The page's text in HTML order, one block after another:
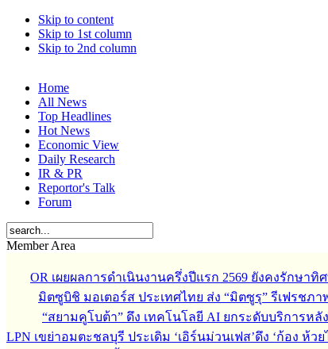
Skip to content
Skip to 1st column
Skip to 2nd column
Home
All News
Top Headlines
Hot News
Economic View
Daily Research
IR & PR
Reportor's Talk
Forum
Member Area
OR เผยผลการดำเนินงานครึ่งปีแรก 2569 ยังคงรักษาทิ
มิตซูบิชิ มอเตอร์ส ประเทศไทย ส่ง “มิตซูรุ” รีเฟรชภ
“สยามคูโบต้า” ดึง เทคโนโลยี AI ยกระดับบริการหลั
LPN เขย่าอมตะชลบุรี ประเดิม ‘เอิร์นม่วนเฟส’ดึง ‘ก้อง ห้วย